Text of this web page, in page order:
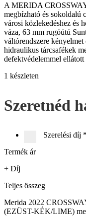
A MERIDA
megbízható és sokoldalú
városi közlekedéshez és
váza, 63 mm rugóútú
váltórendszere
hidraulikus tárcsafékek
defektvédelemmel
1 készleten
Szeretnéd
Szerelési díj *
Termék ár
+ Díj
Teljes összeg
Merida 2022
(EZÜST-KÉK/LIME)